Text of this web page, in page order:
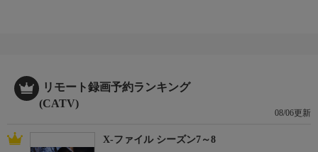
リモート録画予約ランキング
(CATV)
08/06更新
X-ファイル シーズン7～8